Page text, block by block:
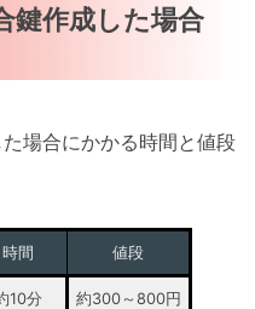
鍵作成した場合
場合にかかる時間と値段
時間 値段
10分 約300～800円